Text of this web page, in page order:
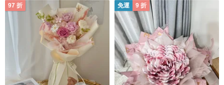
97 折 免運 9 折